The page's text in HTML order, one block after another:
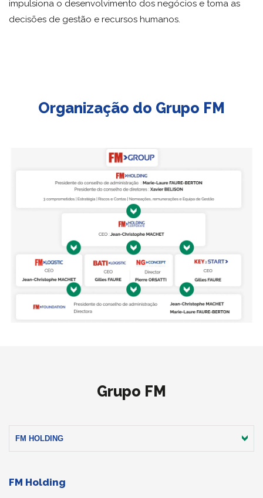
impulsiona o desenvolvimento dos negócios e toma as
decisões de gestão e recursos humanos.
Organização do Grupo FM
Grupo FM
FM HOLDING
FM Holding